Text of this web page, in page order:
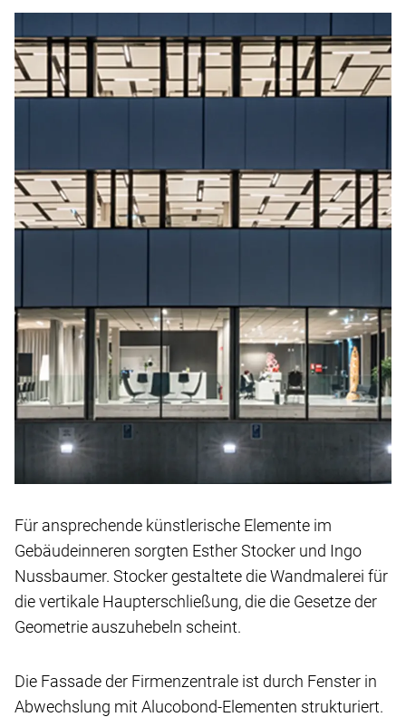
Für ansprechende künstlerische Elemente im
Gebäudeinneren sorgten Esther Stocker und Ingo
Nussbaumer. Stocker gestaltete die Wandmalerei für
die vertikale Haupterschließung, die die Gesetze der
Geometrie auszuhebeln scheint.
Die Fassade der Firmenzentrale ist durch Fenster in
Abwechslung mit Alucobond-Elementen strukturiert.